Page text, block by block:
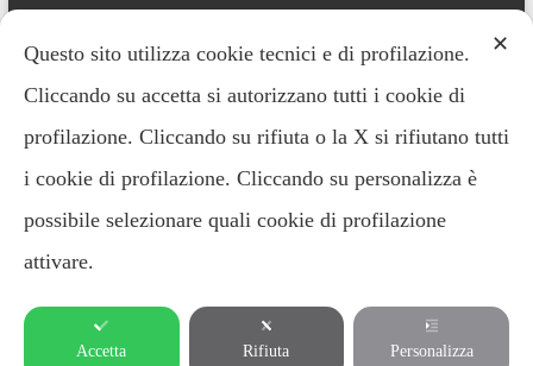
Contatti
Copyright ©2026 LABORATORIO DI SOCIOLOGIA CLINICA E APPLICATA -
Privacy policy
-Cookie policy - Partner tecnologico:
Starfarm Internet
✕
Questo sito utilizza cookie tecnici e di profilazione.
Cliccando su accetta si autorizzano tutti i cookie di
profilazione. Cliccando su rifiuta o la X si rifiutano tutti
i cookie di profilazione. Cliccando su personalizza è
possibile selezionare quali cookie di profilazione
attivare.
Accetta Rifiuta Personalizza